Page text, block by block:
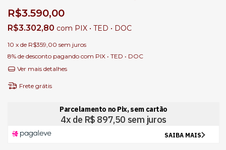
R$3.590,00
R$3.302,80 com PIX • TED • DOC
10 x de R$359,00 sem juros
8% de desconto pagando com PIX • TED • DOC
Ver mais detalhes
Frete grátis